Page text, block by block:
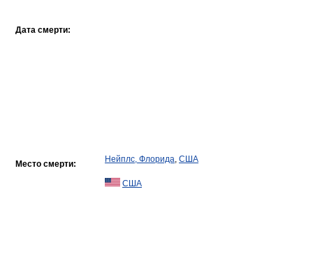
Дата смерти:
Место смерти: Нейплс, Флорида, США
США